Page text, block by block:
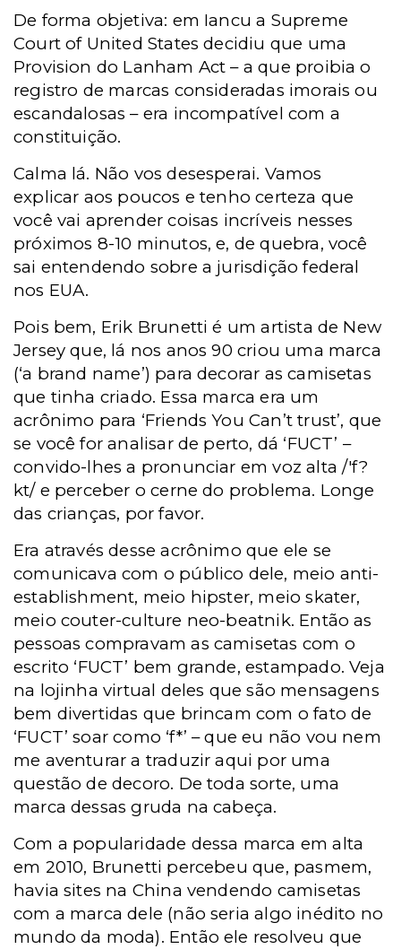
De forma objetiva: em Iancu a Supreme
Court of United States decidiu que uma
Provision do Lanham Act – a que proibia o
registro de marcas consideradas imorais ou
escandalosas – era incompatível com a
constituição.
Calma lá. Não vos desesperai. Vamos
explicar aos poucos e tenho certeza que
você vai aprender coisas incríveis nesses
próximos 8-10 minutos, e, de quebra, você
sai entendendo sobre a jurisdição federal
nos EUA.
Pois bem, Erik Brunetti é um artista de New
Jersey que, lá nos anos 90 criou uma marca
(‘a brand name’) para decorar as camisetas
que tinha criado. Essa marca era um
acrônimo para ‘Friends You Can’t trust’, que
se você for analisar de perto, dá ‘FUCT’ –
convido-lhes a pronunciar em voz alta /'f?
kt/ e perceber o cerne do problema. Longe
das crianças, por favor.
Era através desse acrônimo que ele se
comunicava com o público dele, meio anti-
establishment, meio hipster, meio skater,
meio couter-culture neo-beatnik. Então as
pessoas compravam as camisetas com o
escrito ‘FUCT’ bem grande, estampado. Veja
na lojinha virtual deles que são mensagens
bem divertidas que brincam com o fato de
‘FUCT’ soar como ‘f*’ – que eu não vou nem
me aventurar a traduzir aqui por uma
questão de decoro. De toda sorte, uma
marca dessas gruda na cabeça.
Com a popularidade dessa marca em alta
em 2010, Brunetti percebeu que, pasmem,
havia sites na China vendendo camisetas
com a marca dele (não seria algo inédito no
mundo da moda). Então ele resolveu que